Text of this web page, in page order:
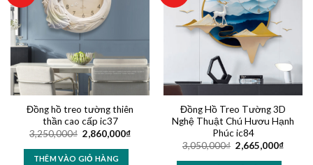
Đồng hồ treo tường thiên
thần cao cấp ic37
3,250,000₫ 2,860,000₫
THÊM VÀO GIỎ HÀNG
Đồng Hồ Treo Tường 3D
Nghệ Thuật Chú Hươu Hạnh
Phúc ic84
3,050,000₫ 2,665,000₫